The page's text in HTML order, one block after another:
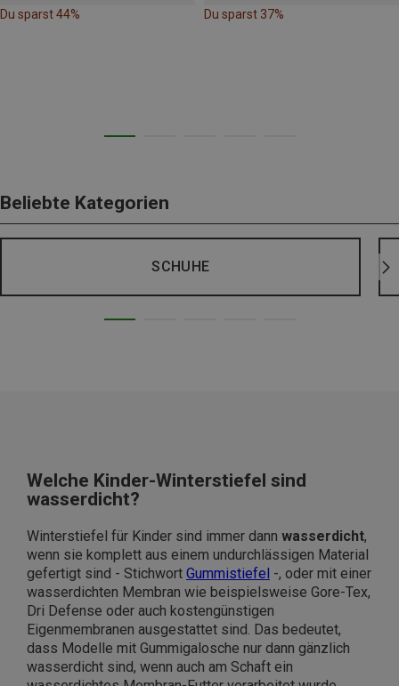
Du sparst 44% Du sparst 37%
Beliebte Kategorien
SCHUHE
Welche Kinder-Winterstiefel sind
wasserdicht?
Winterstiefel für Kinder sind immer dann wasserdicht,
wenn sie komplett aus einem undurchlässigen Material
gefertigt sind - Stichwort Gummistiefel -, oder mit einer
wasserdichten Membran wie beispielsweise Gore-Tex,
Dri Defense oder auch kostengünstigen
Eigenmembranen ausgestattet sind. Das bedeutet,
dass Modelle mit Gummigalosche nur dann gänzlich
wasserdicht sind, wenn auch am Schaft ein